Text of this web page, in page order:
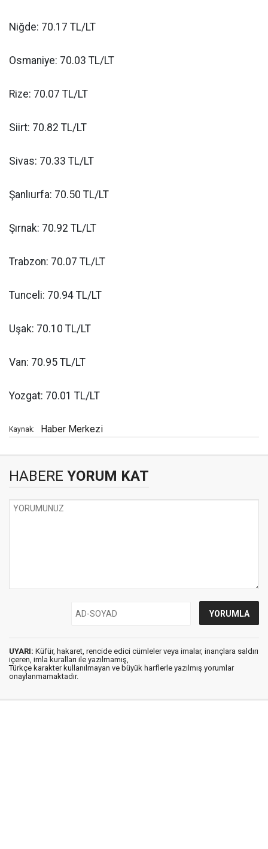
Niğde: 70.17 TL/LT
Osmaniye: 70.03 TL/LT
Rize: 70.07 TL/LT
Siirt: 70.82 TL/LT
Sivas: 70.33 TL/LT
Şanlıurfa: 70.50 TL/LT
Şırnak: 70.92 TL/LT
Trabzon: 70.07 TL/LT
Tunceli: 70.94 TL/LT
Uşak: 70.10 TL/LT
Van: 70.95 TL/LT
Yozgat: 70.01 TL/LT
Kaynak: Haber Merkezi
HABERE YORUM KAT
UYARI: Küfür, hakaret, rencide edici cümleler veya imalar, inançlara saldırı
içeren, imla kuralları ile yazılmamış,
Türkçe karakter kullanılmayan ve büyük harflerle yazılmış yorumlar
onaylanmamaktadır.